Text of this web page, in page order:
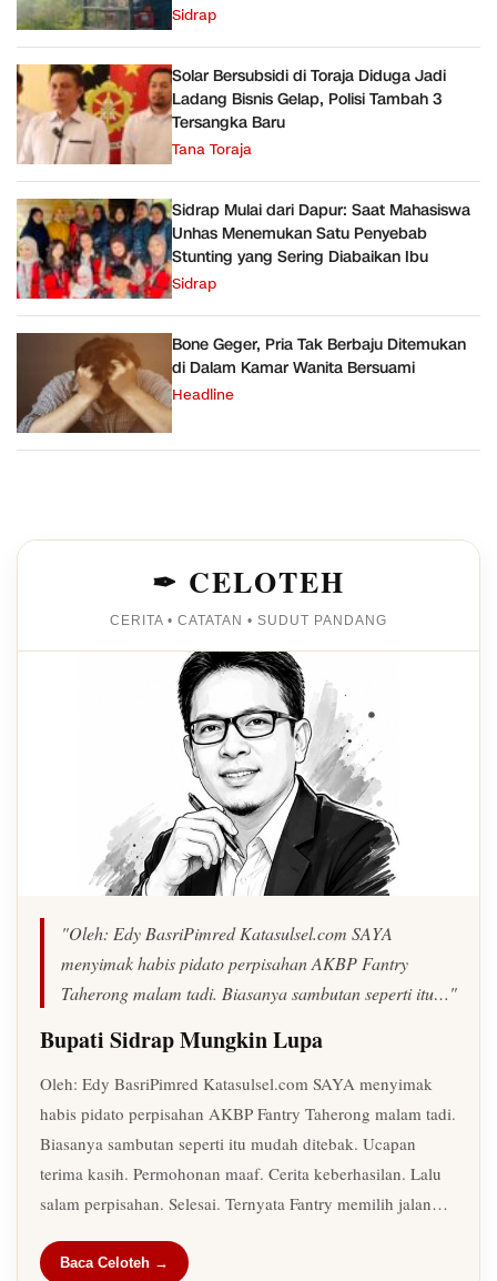
Sidrap
Solar Bersubsidi di Toraja Diduga Jadi
Ladang Bisnis Gelap, Polisi Tambah 3
Tersangka Baru
Tana Toraja
Sidrap Mulai dari Dapur: Saat Mahasiswa
Unhas Menemukan Satu Penyebab
Stunting yang Sering Diabaikan Ibu
Sidrap
Bone Geger, Pria Tak Berbaju Ditemukan
di Dalam Kamar Wanita Bersuami
Headline
✒ CELOTEH
CERITA • CATATAN • SUDUT PANDANG
"Oleh: Edy BasriPimred Katasulsel.com SAYA
menyimak habis pidato perpisahan AKBP Fantry
Taherong malam tadi. Biasanya sambutan seperti itu…"
Bupati Sidrap Mungkin Lupa
Oleh: Edy BasriPimred Katasulsel.com SAYA menyimak
habis pidato perpisahan AKBP Fantry Taherong malam tadi.
Biasanya sambutan seperti itu mudah ditebak. Ucapan
terima kasih. Permohonan maaf. Cerita keberhasilan. Lalu
salam perpisahan. Selesai. Ternyata Fantry memilih jalan…
Baca Celoteh →